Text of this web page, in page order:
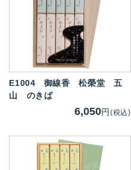
E1004
御線香 松榮堂 五
山 のきば
6,050円 (税込)